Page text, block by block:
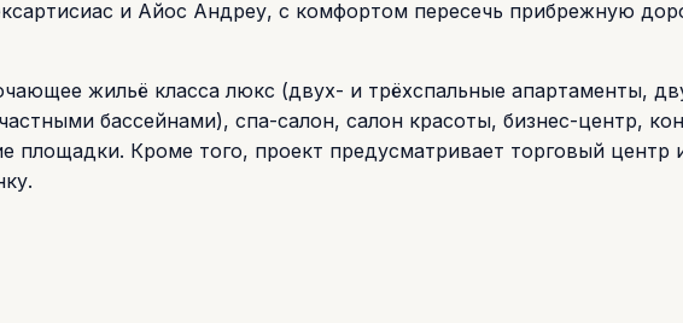
и Айос Андреу, с комфортом пересечь прибрежную
жильё класса люкс (двух- и трёхспальные апартаменты,
бассейнами), спа-салон, салон красоты, бизнес-центр,
площадки. Кроме того, проект предусматривает торговый центр